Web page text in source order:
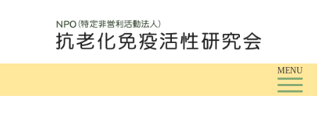
MENU